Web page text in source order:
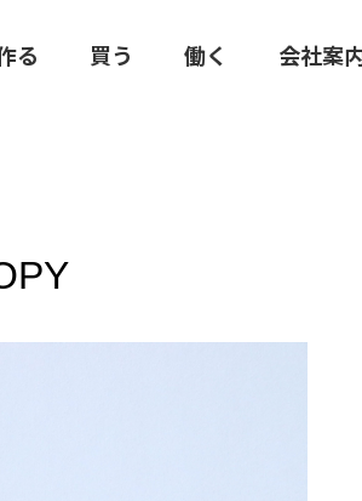
る 買う 働く 会社案